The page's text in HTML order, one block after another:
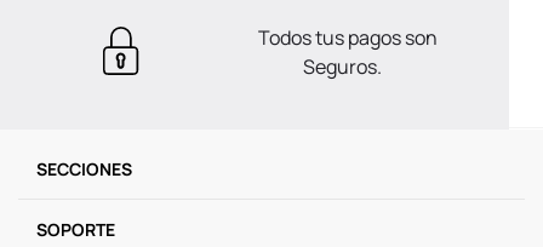
Todos tus pagos son
Seguros.
SECCIONES
SOPORTE